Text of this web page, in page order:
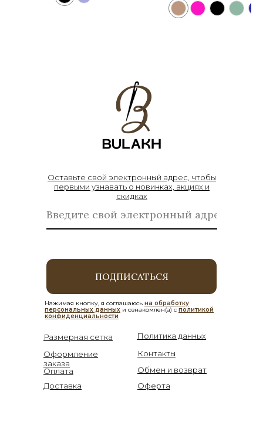
Размерная сетка
Оформление
заказа
Оплата
Доставка
Обмен и возврат
Контакты
Оставьте свой электронный адрес, чтобы
первыми узнавать о новинках, акциях и
скидках
Политика данных
Оферта
ПОДПИСАТЬСЯ
Нажимая кнопку, я соглашаюсь на обработку
персональных данных и ознакомлен(а) с политикой
конфиденциальности